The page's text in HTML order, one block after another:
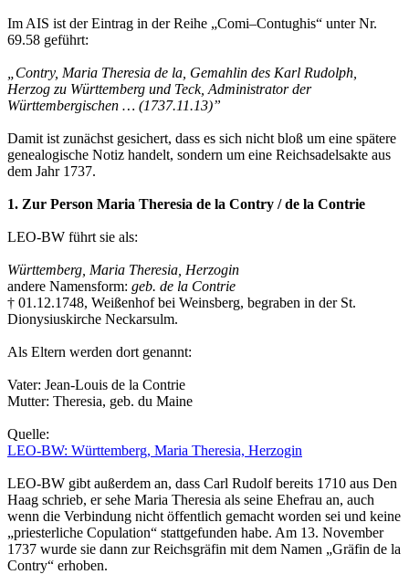
Im AIS ist der Eintrag in der Reihe „Comi–Contughis“ unter Nr.
69.58 geführt:
„Contry, Maria Theresia de la, Gemahlin des Karl Rudolph,
Herzog zu Württemberg und Teck, Administrator der
Württembergischen … (1737.11.13)”
Damit ist zunächst gesichert, dass es sich nicht bloß um eine spätere
genealogische Notiz handelt, sondern um eine Reichsadelsakte aus
dem Jahr 1737.
1. Zur Person Maria Theresia de la Contry / de la Contrie
LEO-BW führt sie als:
Württemberg, Maria Theresia, Herzogin
andere Namensform: geb. de la Contrie
† 01.12.1748, Weißenhof bei Weinsberg, begraben in der St.
Dionysiuskirche Neckarsulm.
Als Eltern werden dort genannt:
Vater: Jean-Louis de la Contrie
Mutter: Theresia, geb. du Maine
Quelle:
LEO-BW: Württemberg, Maria Theresia, Herzogin
LEO-BW gibt außerdem an, dass Carl Rudolf bereits 1710 aus Den
Haag schrieb, er sehe Maria Theresia als seine Ehefrau an, auch
wenn die Verbindung nicht öffentlich gemacht worden sei und keine
„priesterliche Copulation“ stattgefunden habe. Am 13. November
1737 wurde sie dann zur Reichsgräfin mit dem Namen „Gräfin de la
Contry“ erhoben.